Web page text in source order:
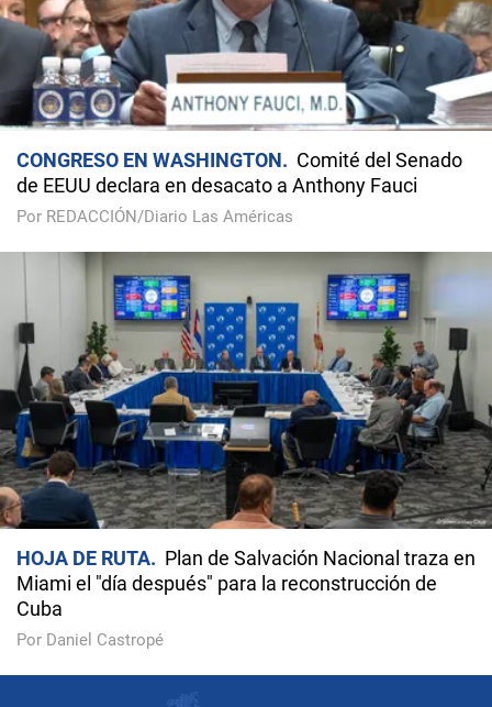
CONGRESO EN WASHINGTON
Comité del Senado
de EEUU declara en desacato a Anthony Fauci
Por REDACCIÓN/Diario Las Américas
HOJA DE RUTA
Plan de Salvación Nacional traza en
Miami el "día después" para la reconstrucción de
Cuba
Por Daniel Castropé